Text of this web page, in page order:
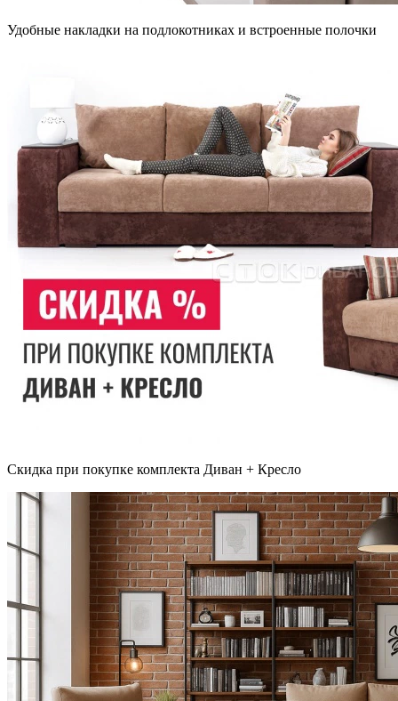
Удобные накладки на подлокотниках и встроенные полочки
Скидка при покупке комплекта Диван + Кресло